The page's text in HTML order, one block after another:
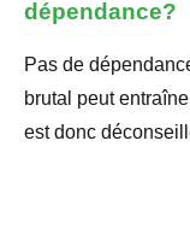
dépendance?
Pas de
brutal peut
est donc